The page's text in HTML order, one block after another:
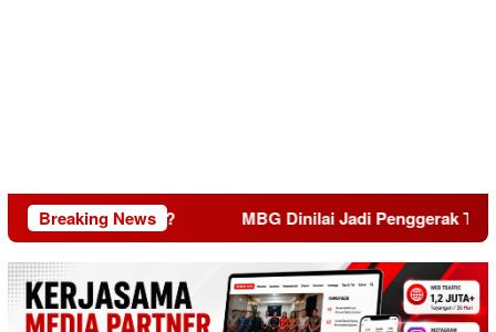
Breaking News
Tata Kelola? MBG Dinilai Jadi Penggerak